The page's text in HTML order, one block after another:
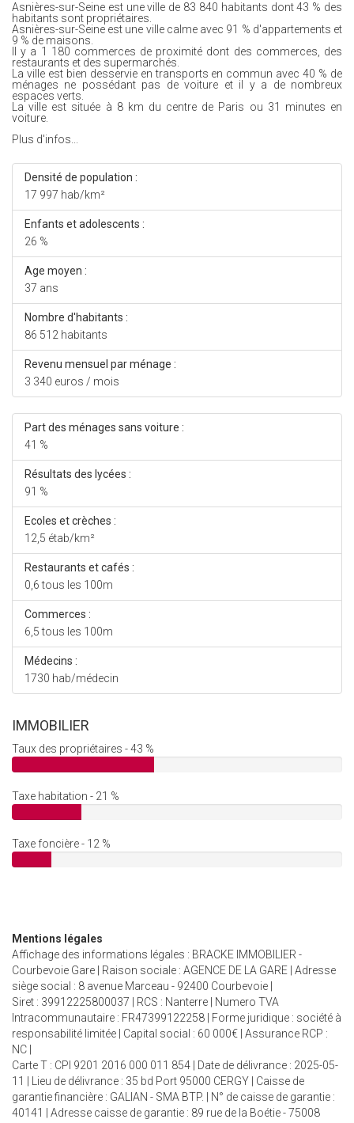
Asnières-sur-Seine est une ville de 83 840 habitants dont 43 % des
habitants sont propriétaires.
Asnières-sur-Seine est une ville calme avec 91 % d'appartements et
9 % de maisons.
Il y a 1 180 commerces de proximité dont des commerces, des
restaurants et des supermarchés.
La ville est bien desservie en transports en commun avec 40 % de
ménages ne possédant pas de voiture et il y a de nombreux
espaces verts.
La ville est située à 8 km du centre de Paris ou 31 minutes en
voiture.
Plus d'infos...
Densité de population :
17 997 hab/km²
Enfants et adolescents :
26 %
Age moyen :
37 ans
Nombre d'habitants :
86 512 habitants
Revenu mensuel par ménage :
3 340 euros / mois
Part des ménages sans voiture :
41 %
Résultats des lycées :
91 %
Ecoles et crèches :
12,5 étab/km²
Restaurants et cafés :
0,6 tous les 100m
Commerces :
6,5 tous les 100m
Médecins :
1730 hab/médecin
IMMOBILIER
Taux des propriétaires - 43 %
Taxe habitation - 21 %
Taxe foncière - 12 %
Mentions légales
Affichage des informations légales : BRACKE IMMOBILIER -
Courbevoie Gare | Raison sociale : AGENCE DE LA GARE | Adresse
siège social : 8 avenue Marceau - 92400 Courbevoie |
Siret : 39912225800037 | RCS : Nanterre | Numero TVA
Intracommunautaire : FR47399122258 | Forme juridique : société à
responsabilité limitée | Capital social : 60 000€ | Assurance RCP :
NC |
Carte T : CPI 9201 2016 000 011 854 | Date de délivrance : 2025-05-
11 | Lieu de délivrance : 35 bd Port 95000 CERGY | Caisse de
garantie financière : GALIAN - SMA BTP. | N° de caisse de garantie :
40141 | Adresse caisse de garantie : 89 rue de la Boétie - 75008